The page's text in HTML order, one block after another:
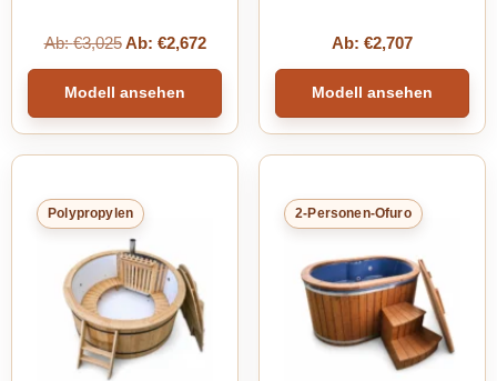
Ab:€3,025 Ab: €2,672
Modell ansehen
Ab: €2,707
Modell ansehen
Polypropylen 2-Personen-Ofuro